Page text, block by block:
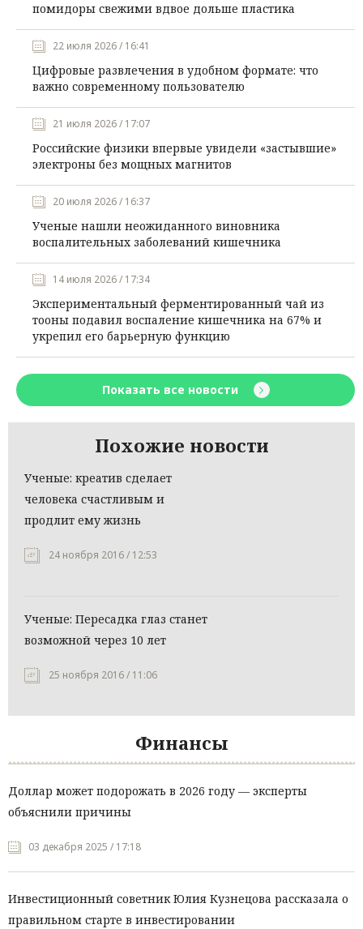
помидоры свежими вдвое дольше пластика
22 июля 2026 / 16:41
Цифровые развлечения в удобном формате: что
важно современному пользователю
21 июля 2026 / 17:07
Российские физики впервые увидели «застывшие»
электроны без мощных магнитов
20 июля 2026 / 16:37
Ученые нашли неожиданного виновника
воспалительных заболеваний кишечника
14 июля 2026 / 17:34
Экспериментальный ферментированный чай из
тооны подавил воспаление кишечника на 67% и
укрепил его барьерную функцию
Показать все новости
Похожие новости
Ученые: креатив сделает
человека счастливым и
продлит ему жизнь
24 ноября 2016 / 12:53
Ученые: Пересадка глаз станет
возможной через 10 лет
25 ноября 2016 / 11:06
Финансы
Доллар может подорожать в 2026 году — эксперты
объяснили причины
03 декабря 2025 / 17:18
Инвестиционный советник Юлия Кузнецова рассказала о
правильном старте в инвестировании